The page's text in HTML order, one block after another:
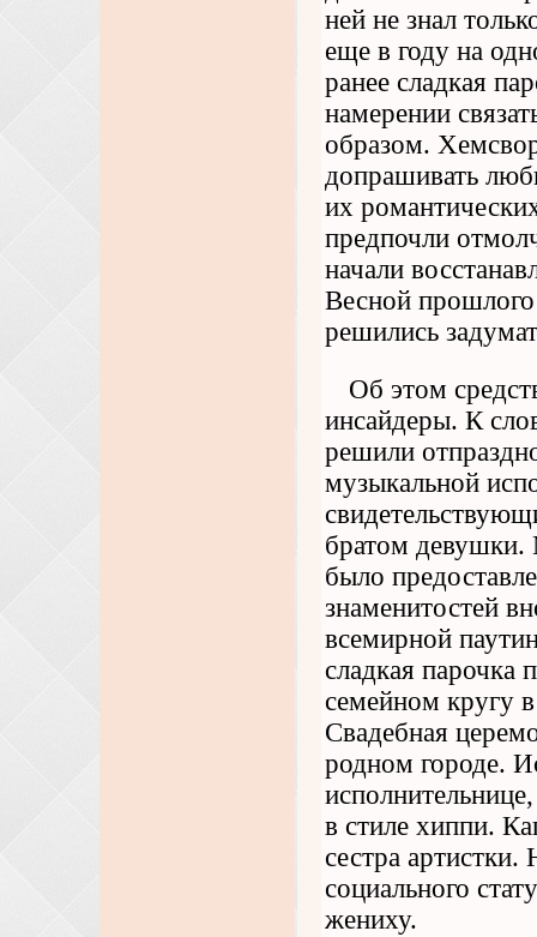
ней не знал
еще в году на
ранее сладкая
намерении
образом.
допрашивать
их
предпочли
начали
Весной прошлого
решились
Об этом
инсайдеры. К
решили
музыкальной
братом девушки.
было
знаменитостей
всемирной
сладкая парочка
семейном кругу
Свадебная
родном городе.
в стиле хиппи.
сестра
социального
жениху.